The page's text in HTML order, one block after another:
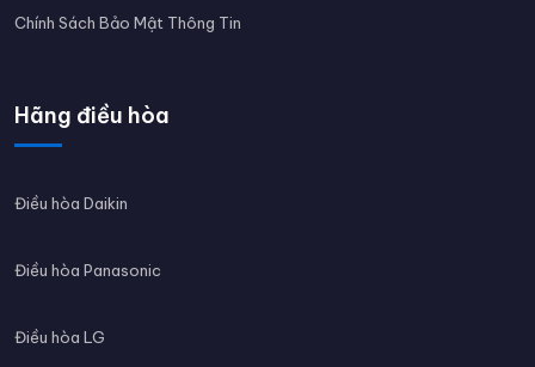
Chính Sách Bảo Mật Thông Tin
Hãng điều hòa
Điều hòa Daikin
Điều hòa Panasonic
Điều hòa LG